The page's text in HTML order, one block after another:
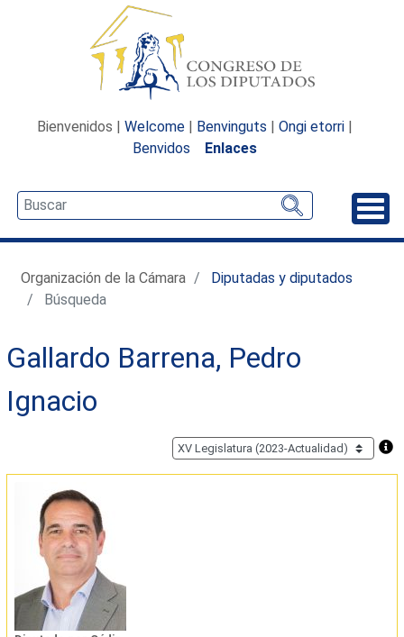
Bienvenidos | Welcome | Benvinguts | Ongi etorri |
Benvidos
Enlaces
Organización de la Cámara
Diputadas y diputados
Búsqueda
Gallardo Barrena, Pedro
Ignacio